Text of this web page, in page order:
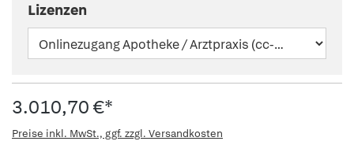
Lizenzen
3.010,70 €*
Preise inkl. MwSt., ggf. zzgl. Versandkosten